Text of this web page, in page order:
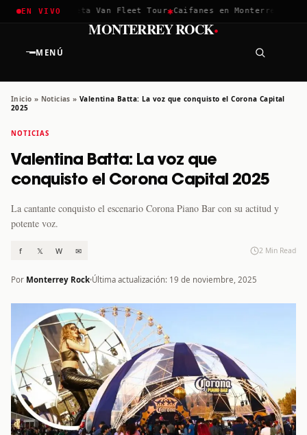
EN VIVO
2026✱ Greta Van Fleet Tour✱Caifanes en Monterrey · 12
MENÚ
MONTERREY ROCK·
Inicio » Noticias » Valentina Batta: La voz que conquisto el Corona Capital
2025
NOTICIAS
Valentina Batta: La voz que
conquisto el Corona Capital 2025
La cantante conquisto el escenario Corona Piano Bar con su actitud y
potente voz.
f 𝕏 W ✉ 2 Min Read
Por Monterrey Rock Última actualización: 19 de noviembre, 2025